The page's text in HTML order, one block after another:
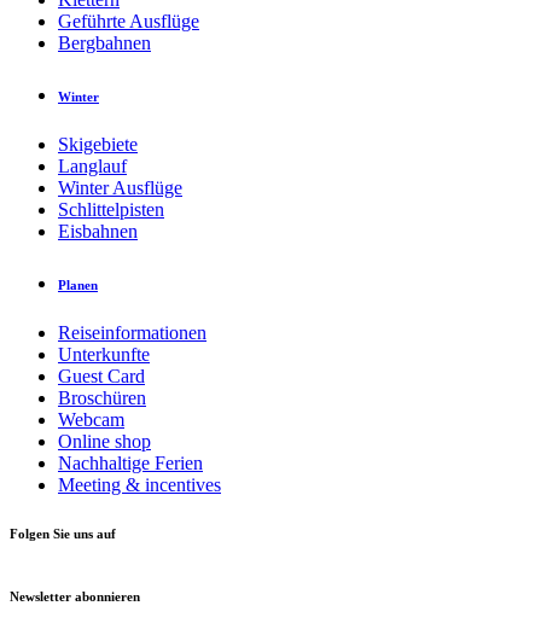
Geführte Ausflüge
Bergbahnen
Winter
Skigebiete
Langlauf
Winter Ausflüge
Schlittelpisten
Eisbahnen
Planen
Reiseinformationen
Unterkunfte
Guest Card
Broschüren
Webcam
Online shop
Nachhaltige Ferien
Meeting & incentives
Folgen Sie uns auf
Newsletter abonnieren